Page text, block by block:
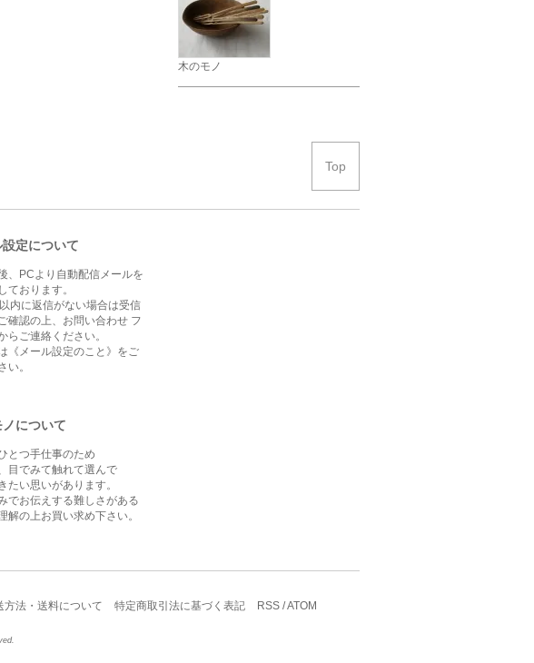
木のモノ
Top
設定について
、PCより自動配信メールを
ております。
内に返信がない場合は受信
確認の上、お問い合わせ フ
らご連絡ください。
《メール設定のこと》 をご
い。
について
とつ手仕事のため
目でみて触れて選んで
たい思いがあります。
でお伝えする難しさがある
解の上お買い求め下さい。
方法・送料について 特定商取引法に基づく表記 RSS/ATOM